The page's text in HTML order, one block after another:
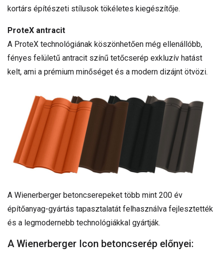
kortárs építészeti stílusok tökéletes kiegészítője.
ProteX antracit
A ProteX technológiának köszönhetően még ellenállóbb,
fényes felületű antracit színű tetőcserép exkluzív hatást
kelt, ami a prémium minőséget és a modern dizájnt ötvözi.
A Wienerberger betoncserepeket több mint 200 év
építőanyag-gyártás tapasztalatát felhasználva fejlesztették
és a legmodernebb technológiákkal gyártják.
A Wienerberger Icon betoncserép előnyei: